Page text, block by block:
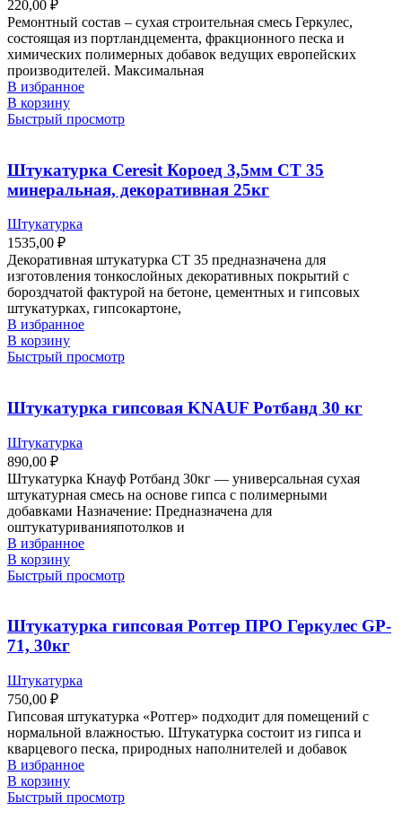
220,00 ₽
Ремонтный состав – сухая строительная смесь Геркулес,
состоящая из портландцемента, фракционного песка и
химических полимерных добавок ведущих европейских
производителей. Максимальная
В избранное
В корзину
Быстрый просмотр
Штукатурка Ceresit Короед 3,5мм СТ 35
минеральная, декоративная 25кг
Штукатурка
1535,00 ₽
Декоративная штукатурка CT 35 предназначена для
изготовления тонкослойных декоративных покрытий с
бороздчатой фактурой на бетоне, цементных и гипсовых
штукатурках, гипсокартоне,
В избранное
В корзину
Быстрый просмотр
Штукатурка гипсовая KNAUF Ротбанд 30 кг
Штукатурка
890,00 ₽
Штукатурка Кнауф Ротбанд 30кг — универсальная сухая
штукатурная смесь на основе гипса с полимерными
добавками Назначение: Предназначена для
оштукатуриванияпотолков и
В избранное
В корзину
Быстрый просмотр
Штукатурка гипсовая Ротгер ПРО Геркулес GP-
71, 30кг
Штукатурка
750,00 ₽
Гипсовая штукатурка «Ротгер» подходит для помещений с
нормальной влажностью. Штукатурка состоит из гипса и
кварцевого песка, природных наполнителей и добавок
В избранное
В корзину
Быстрый просмотр